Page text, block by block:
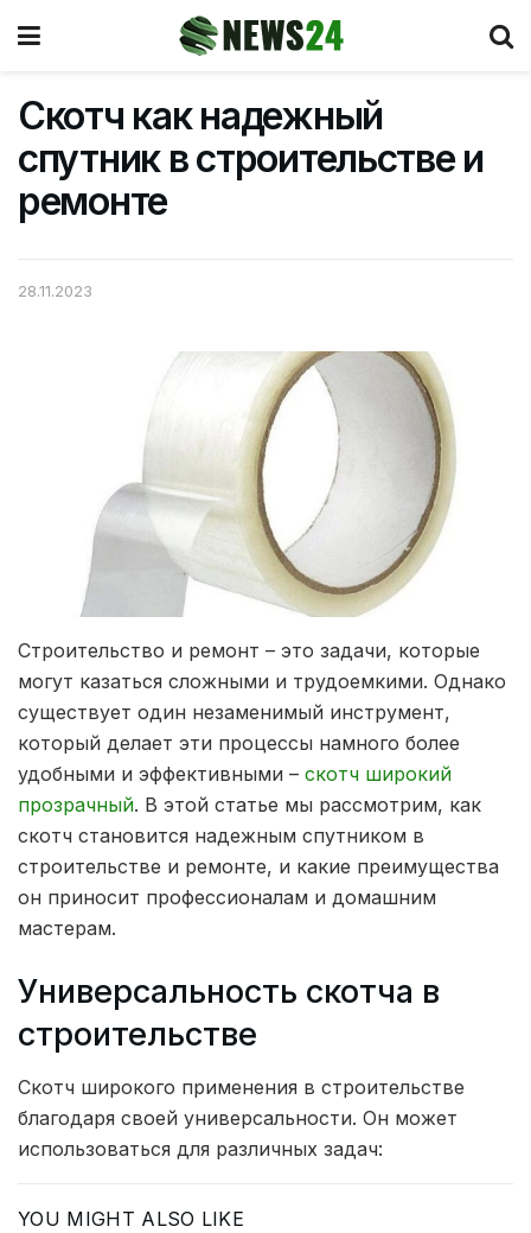
Скотч как надежный
спутник в строительстве и
ремонте
28.11.2023
Строительство и ремонт – это задачи, которые
могут казаться сложными и трудоемкими. Однако
существует один незаменимый инструмент,
который делает эти процессы намного более
удобными и эффективными – скотч широкий
прозрачный. В этой статье мы рассмотрим, как
скотч становится надежным спутником в
строительстве и ремонте, и какие преимущества
он приносит профессионалам и домашним
мастерам.
Универсальность скотча в
строительстве
Скотч широкого применения в строительстве
благодаря своей универсальности. Он может
использоваться для различных задач:
YOU MIGHT ALSO LIKE